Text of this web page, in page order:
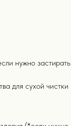
нужно застирать
для сухой чистки